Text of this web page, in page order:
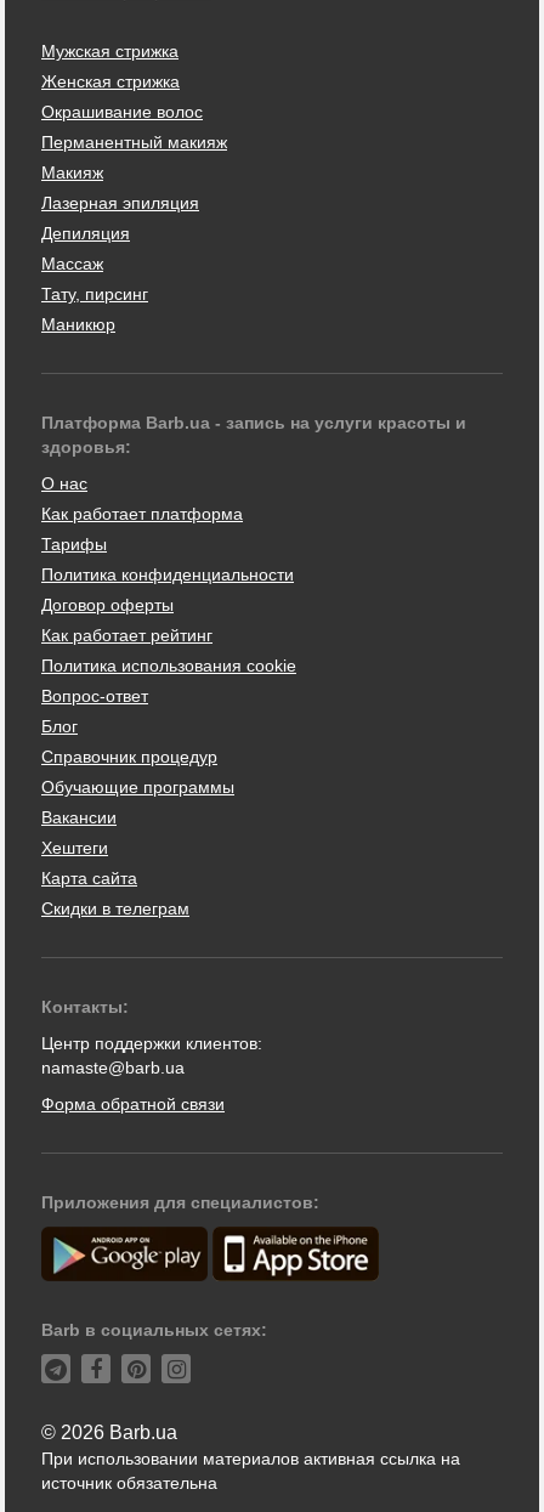
Мужская стрижка
Женская стрижка
Окрашивание волос
Перманентный макияж
Макияж
Лазерная эпиляция
Депиляция
Массаж
Тату, пирсинг
Маникюр
Платформа Barb.ua - запись на услуги красоты и
здоровья:
О нас
Как работает платформа
Тарифы
Политика конфиденциальности
Договор оферты
Как работает рейтинг
Политика использования cookie
Вопрос-ответ
Блог
Справочник процедур
Обучающие программы
Вакансии
Хештеги
Карта сайта
Скидки в телеграм
Контакты:
Центр поддержки клиентов:
namaste@barb.ua
Форма обратной связи
Приложения для специалистов:
Barb в социальных сетях:
© 2026 Barb.ua
При использовании материалов активная ссылка на
источник обязательна